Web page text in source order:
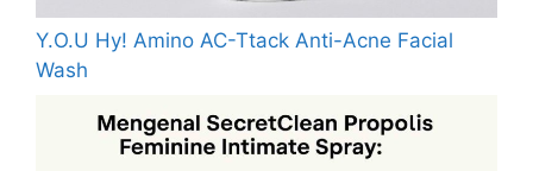
Y.O.U Hy! Amino AC-Ttack Anti-Acne Facial
Wash